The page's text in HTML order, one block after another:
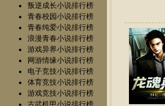
叛逆成长小说排行榜
青春校园小说排行榜
青春纯爱小说排行榜
浪漫青春小说排行榜
游戏异界小说排行榜
网游情缘小说排行榜
电子竞技小说排行榜
体育竞技小说排行榜
游戏竞技小说排行榜
古武机甲小说排行榜